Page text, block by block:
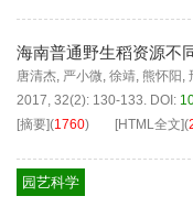
海南普通野生稻资源不
唐清杰, 严小微, 徐靖, 熊怀阳 ,
2017, 32(2): 130-133. DOI:
[摘要](1760) [HTML全文](
园艺科学